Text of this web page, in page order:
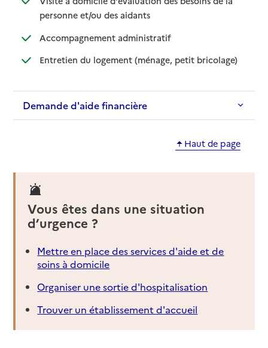
personne et/ou des aidants: disponible
: non disponible
Accompagnement administratif: disponible
: non disponible
Entretien du logement (ménage, petit bricolage): disponible
: non
Demande d'aide financière
Haut de page
Vous êtes dans une situation
d’urgence ?
Mettre en place des services d'aide et de
soins à domicile
Organiser une sortie d'hospitalisation
Trouver un établissement d'accueil